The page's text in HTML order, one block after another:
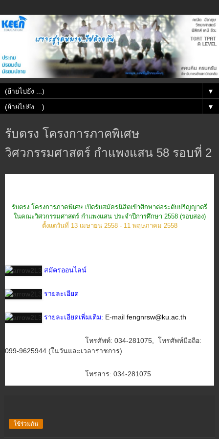
▼
▼
รับตรง โครงการภาคพิเศษ
วิศวกรรมศาสตร์ กำแพงแสน 58 รอบที่ 2
รับตรง โครงการภาคพิเศษ เปิดรับสมัครนิสิตเข้าศึกษาต่อระดับปริญญาตรี
ในคณะวิศวกรรมศาสตร์ กำแพงแสน ประจำปีการศึกษา 2558 (รอบสอง)
ตั้งแต่วันที่ 13 เมษายน 2558 - 11 พฤษภาคม 2558
สมัครออนไลน์
รายละเอียด
รายละเอียดเพิ่มเติม: E-mail fengnrsw@ku.ac.th
โทรศัพท์: 034-281075, โทรศัพท์มือถือ:
099-9625944 (ในวันและเวลาราชการ)
โทรสาร: 034-281075
ใช้ร่วมกัน